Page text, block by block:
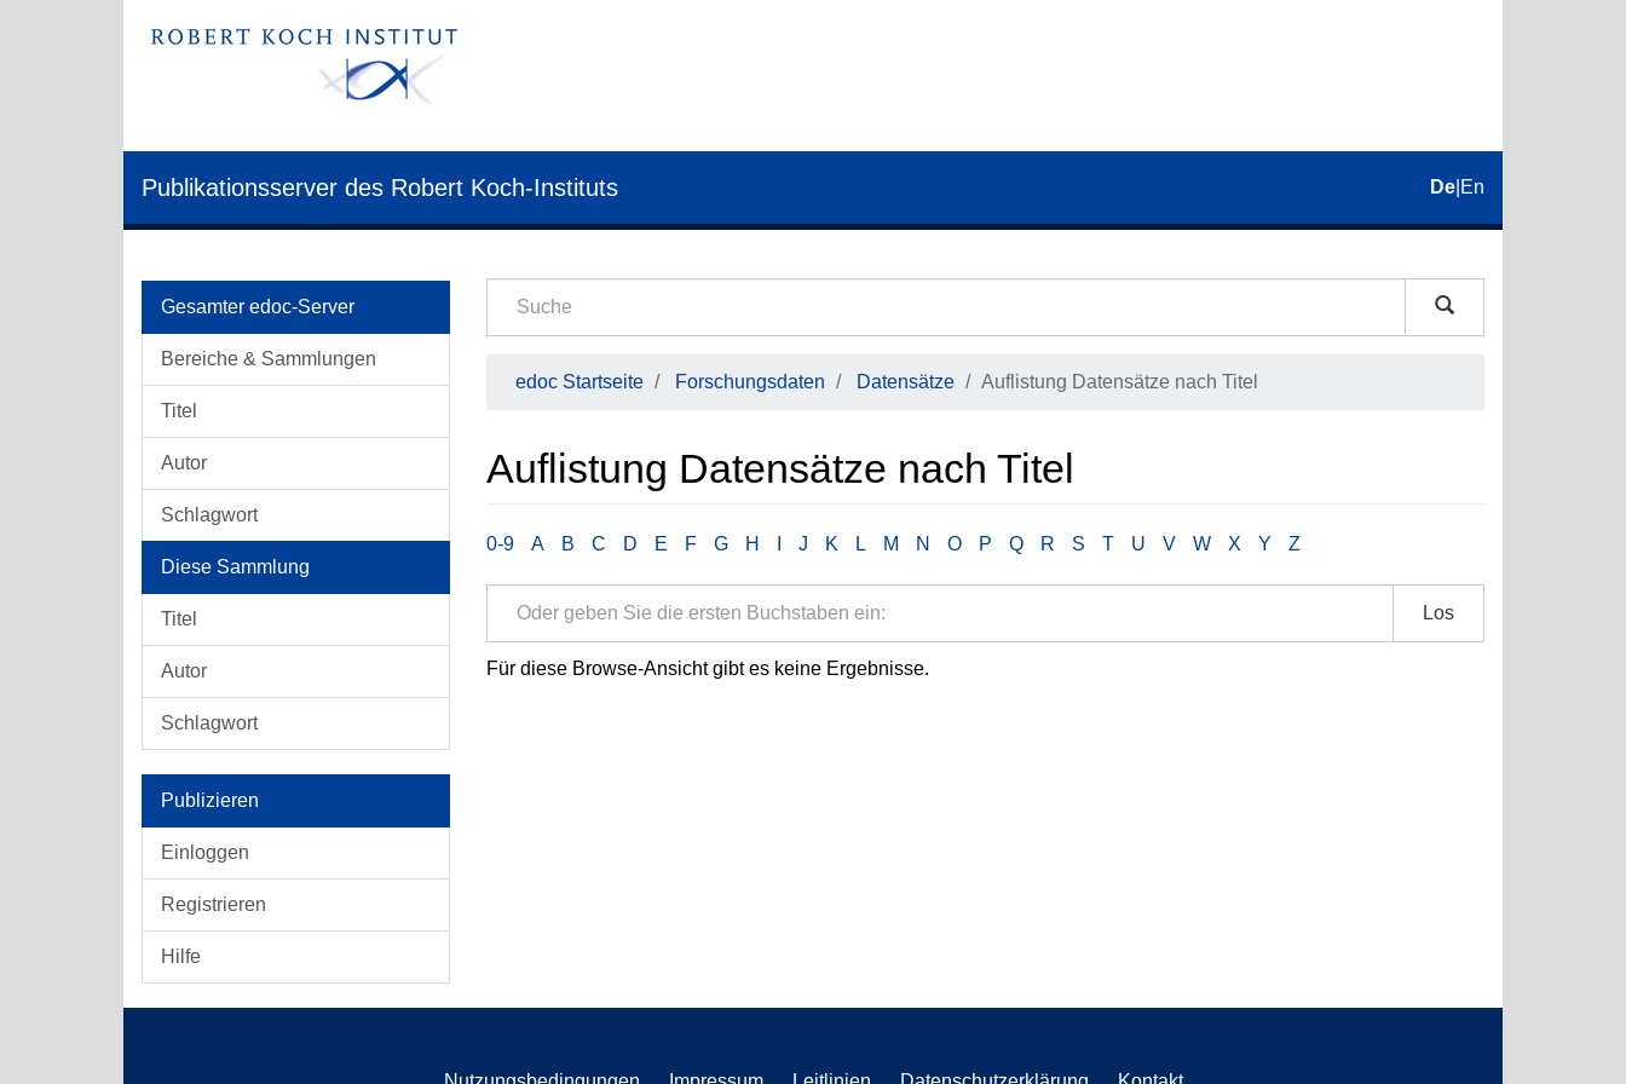
Publikationsserver des Robert Koch-Instituts De En
Gesamter edoc-Server
Bereiche & Sammlungen
Titel
Autor
Schlagwort
Diese Sammlung
Titel
Autor
Schlagwort
Publizieren
Einloggen
Registrieren
Hilfe
edoc Startseite Forschungsdaten Datensätze Auflistung Datensätze nach Titel
Auflistung Datensätze nach Titel
0-9 A B C D E F G H J K L M N O P Q R S T U V W X Y Z
Los
Für diese Browse-Ansicht gibt es keine Ergebnisse.